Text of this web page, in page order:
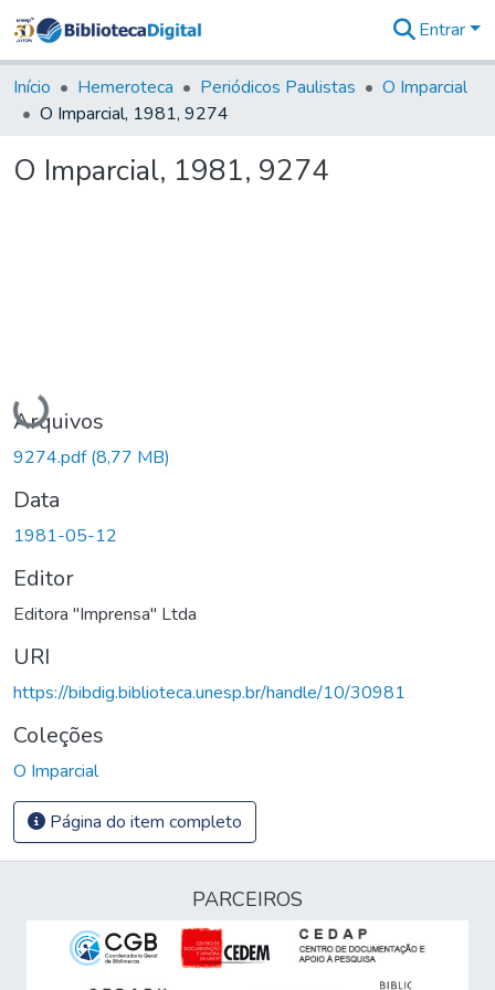
&
Coleções
Tudo na
Digital
Entrar
Início Hemeroteca Periódicos Paulistas
O Imparcial
O Imparcial, 1981, 9274
O Imparcial, 1981, 9274
Carregando...
Arquivos
9274.pdf(8,77 MB)
Data
1981-05-12
Editor
Editora "Imprensa" Ltda
URI
https://bibdig.biblioteca.unesp.br/handle/10/30981
Coleções
O Imparcial
Página do item completo
PARCEIROS